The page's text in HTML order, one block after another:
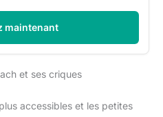
maintenant
et ses criques
accessibles et les petites